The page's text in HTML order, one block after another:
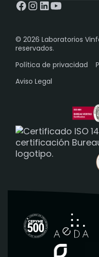
© 2026 Laboratorios
reservados.
Política de privacidad
Aviso Legal